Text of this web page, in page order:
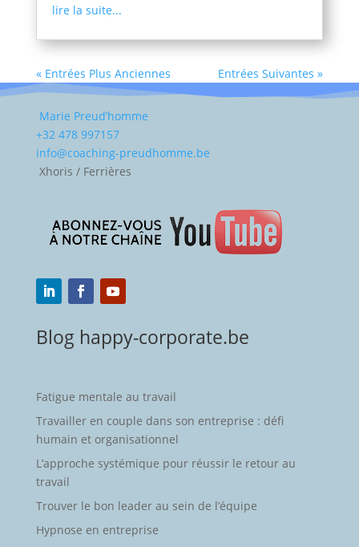
lire la suite...
« Entrées Plus Anciennes Entrées Suivantes »
Marie Preud’homme
+32 478 997157
info@coaching-preudhomme.be
Xhoris / Ferrières
Blog happy-corporate.be
Fatigue mentale au travail
Travailler en couple dans son entreprise : défi
humain et organisationnel
L’approche systémique pour réussir le retour au
travail
Trouver le bon leader au sein de l’équipe
Hypnose en entreprise